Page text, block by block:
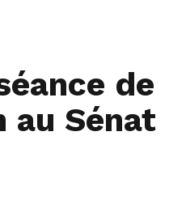
de
au Sénat